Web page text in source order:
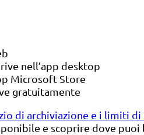
nell’app desktop
Microsoft Store
gratuitamente
di archiviazione e i limiti di
e scoprire dove